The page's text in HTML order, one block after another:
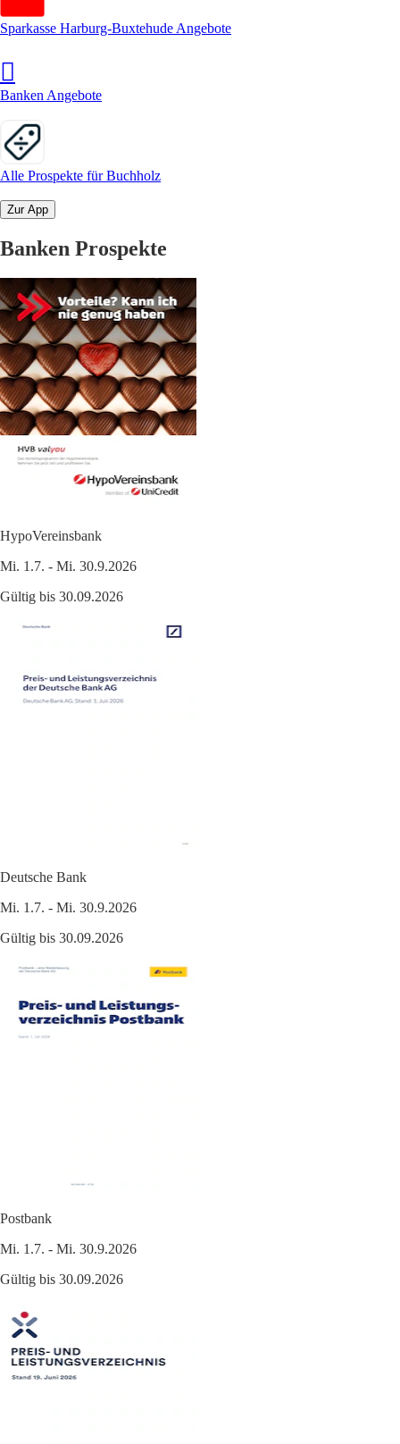
Sparkasse Harburg-Buxtehude Angebote
Banken Angebote
Alle Prospekte für Buchholz
Zur App
Banken Prospekte
HypoVereinsbank
Mi. 1.7. - Mi. 30.9.2026
Gültig bis 30.09.2026
Deutsche Bank
Mi. 1.7. - Mi. 30.9.2026
Gültig bis 30.09.2026
Postbank
Mi. 1.7. - Mi. 30.9.2026
Gültig bis 30.09.2026